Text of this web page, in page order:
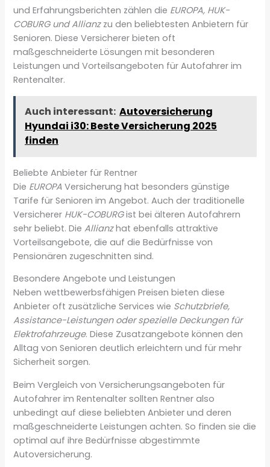
und Erfahrungsberichten zählen die EUROPA, HUK-
COBURG und Allianzzu den beliebtesten Anbietern für
Senioren. Diese Versicherer bieten oft
maßgeschneiderte Lösungen mit besonderen
Leistungen und Vorteilsangeboten für Autofahrer im
Rentenalter.
Auch interessant: Autoversicherung
Hyundai i30: Beste Versicherung 2025
finden
Beliebte Anbieter für Rentner
Die EUROPA Versicherung hat besonders günstige
Tarife für Senioren im Angebot. Auch der traditionelle
Versicherer HUK-COBURGist bei älteren Autofahrern
sehr beliebt. DieAllianzhat ebenfalls attraktive
Vorteilsangebote, die auf die Bedürfnisse von
Pensionären zugeschnitten sind.
Besondere Angebote und Leistungen
Neben wettbewerbsfähigen Preisen bieten diese
Anbieter oft zusätzliche Services wie Schutzbriefe,
Assistance-Leistungen oder spezielle Deckungen für
Elektrofahrzeuge. Diese Zusatzangebote können den
Alltag von Senioren deutlich erleichtern und für mehr
Sicherheit sorgen.
Beim Vergleich von Versicherungsangeboten für
Autofahrer im Rentenalter sollten Rentner also
unbedingt auf diese beliebten Anbieter und deren
maßgeschneiderte Leistungen achten. So finden sie die
optimal auf ihre Bedürfnisse abgestimmte
Autoversicherung.